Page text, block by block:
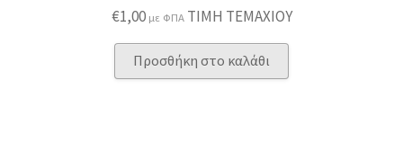
€1,00 με ΦΠΑ ΤΙΜΗ ΤΕΜΑΧΙΟΥ
Προσθήκη στο καλάθι